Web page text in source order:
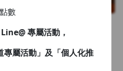
愛情・事業・人際｜全方位
數
專屬活動，
屬活動」及「個人化推